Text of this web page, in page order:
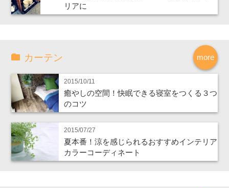
リアに
more
カーテン
2015/10/11
癒やしの空間！快眠できる寝室をつくる３つ
のコツ
2015/07/27
夏本番！涼を感じられるおすすめインテリア
カラーコーディネート